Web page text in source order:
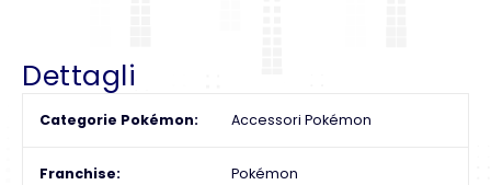
Dettagli
Categorie Pokémon Accessori Pokémon
Franchise Pokémon